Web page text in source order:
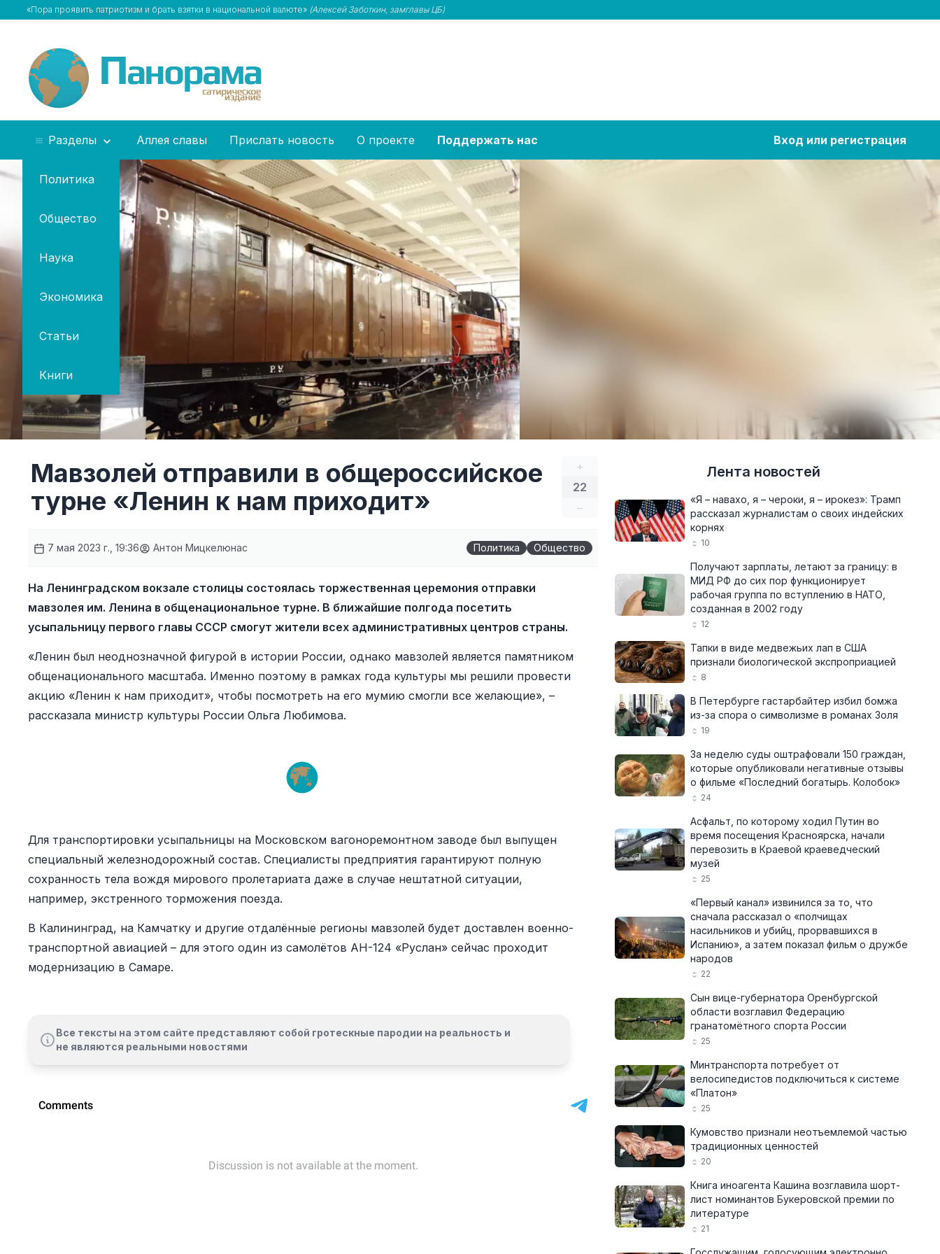
«Пора проявить патриотизм и брать взятки в национальной валюте» (Алексей Заботкин, замглавы ЦБ)
Разделы
Политика
Общество
Наука
Экономика
Статьи
Книги
Аллея славы Прислать новость О проекте Поддержать нас Вход или регистрация
+
22
–
Мавзолей отправили в общероссийское
турне «Ленин к нам приходит»
7 мая 2023 г., 19:36 Антон Мицкелюнас Политика Общество
На Ленинградском вокзале столицы состоялась торжественная церемония отправки
мавзолея им. Ленина в общенациональное турне. В ближайшие полгода посетить
усыпальницу первого главы СССР смогут жители всех административных центров страны.
«Ленин был неоднозначной фигурой в истории России, однако мавзолей является памятником
общенационального масштаба. Именно поэтому в рамках года культуры мы решили провести
акцию «Ленин к нам приходит», чтобы посмотреть на его мумию смогли все желающие», –
рассказала министр культуры России Ольга Любимова.
Для транспортировки усыпальницы на Московском вагоноремонтном заводе был выпущен
специальный железнодорожный состав. Специалисты предприятия гарантируют полную
сохранность тела вождя мирового пролетариата даже в случае нештатной ситуации,
например, экстренного торможения поезда.
В Калининград, на Камчатку и другие отдалённые регионы мавзолей будет доставлен военно-
транспортной авиацией – для этого один из самолётов АН-124 «Руслан» сейчас проходит
модернизацию в Самаре.
Все тексты на этом сайте представляют собой гротескные пародии на реальность и
не являются реальными новостями
Лента новостей
«Я – навахо, я – чероки, я – ирокез»: Трамп
рассказал журналистам о своих индейских
корнях
10
Получают зарплаты, летают за границу: в
МИД РФ до сих пор функционирует
рабочая группа по вступлению в НАТО,
созданная в 2002 году
12
Тапки в виде медвежьих лап в США
признали биологической экспроприацией
8
В Петербурге гастарбайтер избил бомжа
из-за спора о символизме в романах Золя
19
За неделю суды оштрафовали 150 граждан,
которые опубликовали негативные отзывы
о фильме «Последний богатырь. Колобок»
24
Асфальт, по которому ходил Путин во
время посещения Красноярска, начали
перевозить в Краевой краеведческий
музей
25
«Первый канал» извинился за то, что
сначала рассказал о «полчищах
насильников и убийц, прорвавшихся в
Испанию», а затем показал фильм о дружбе
народов
22
Сын вице-губернатора Оренбургской
области возглавил Федерацию
гранатомётного спорта России
25
Минтранспорта потребует от
велосипедистов подключиться к системе
«Платон»
25
Кумовство признали неотъемлемой частью
традиционных ценностей
20
Книга иноагента Кашина возглавила шорт-
лист номинантов Букеровской премии по
литературе
21